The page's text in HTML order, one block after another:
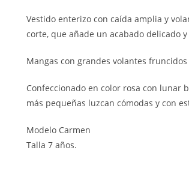
Vestido enterizo con caída amplia y
corte, que añade un acabado delicado
Mangas con grandes volantes
Confeccionado en color rosa con lunar
más pequeñas luzcan cómodas y con
Modelo Carmen
Talla 7 años.